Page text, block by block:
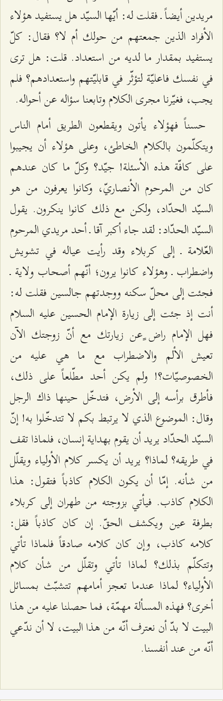
مريدين أيضاً ـ فقلت له: أيّها السيّد هل يستفيد هؤلاء
الأفراد الذين جمعتهم من حولك أم لا؟ فقال: كلّ
يستفيد بمقدار ما لديه من استعداد. قلت: هل ترى
في نفسك فاعليّة لتؤثّر في قابليّتهم واستعدادهم؟ فلم
يجب، فغيّرنا مجرى الكلام وتابعنا سؤاله عن أحواله.
حسناً فهؤلاء يأتون ويقطعون الطريق أمام الناس
ويتكلّمون بالكلام الخاطئ، وعلى هؤلاء أن يجيبوا
على كافّة هذه الأسئلة! جيّد؟ وكلّ ما كان عندهم
كان من المرحوم الأنصاريّ، وكانوا يعرفون من هو
السيّد الحدّاد، ولكن مع ذلك كانوا ينكرون. يقول
السيّد الحدّاد: لقد جاء أكبر آقا ـ أحد مريدي المرحوم
العّلامة ـ إلى كربلاء وقد رأيت عياله في تشويش
واضطراب ـ وهؤلاء كانوا يرون؛ أنّهم أصحاب ولاية ـ
فجئت إلى محلّ سكنه ووجدتهم جالسين فقلت له:
أنت إذ جئت إلى زيارة الإمام الحسين عليه السلام
فهل الإمام راض ٍعن زيارتك مع أنّ زوجتك الآن
تعيش الألم والاضطراب مع ما هي عليه من
الخصوصيّات؟! ولم يكن أحد مطّلعاً على ذلك،
فأطرق برأسه إلى الأرض، فتدخّل حينها ذاك الرجل
وقال: الموضوع الذي لا يرتبط بكم لا تتدخّلوا به! إنّ
السيّد الحدّاد يريد أن يقوم بهداية إنسان، فلماذا تقف
في طريقه؟ لماذا؟ يريد أن يكسر كلام الأولياء ويقلّل
من شأنه. إمّا أن يكون الكلام كاذباً فتقول: هذا
الكلام كاذب. فيأتي بزوجته من طهران إلى كربلاء
بطرفة عين ويكشف الحقّ. إن كان كاذباً فقل:
كلامه كاذب، وإن كان كلامه صادقاً فلماذا تأتي
وتتكلّم بذلك؟ لماذا تأتي وتقلّل من شأن كلام
الأولياء؟ لماذا عندما تعجز أمامهم تتشبّث بمسائل
أخرى؟ فهذه المسألة مهمّة، فما حصلنا عليه من هذا
البيت لا بدّ أن نعترف أنّه من هذا البيت، لا أن ندّعي
أنّه من عند أنفسنا.